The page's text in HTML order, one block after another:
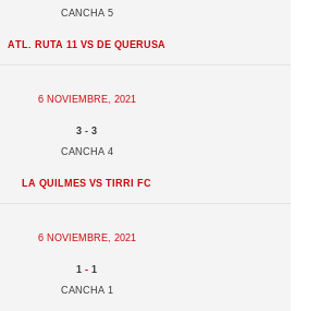
Cancha 5
Atl. Ruta 11 vs De Querusa
6 noviembre, 2021
3 -3
Cancha 4
La Quilmes vs Tirri FC
6 noviembre, 2021
1 -1
Cancha 1